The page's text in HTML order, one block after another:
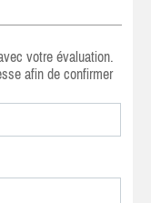
votre évaluation.
afin de confirmer